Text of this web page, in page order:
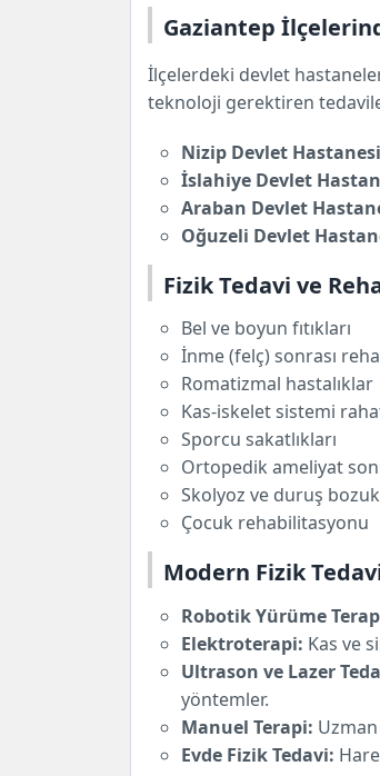
Gaziantep
İlçelerdeki devlet
teknoloji gerektiren
Nizip Devlet Hastanesi
İslahiye Devlet
Araban Devlet
Oğuzeli Devlet
Fizik Tedavi ve
Bel ve boyun fıtıkları
İnme (felç) sonrası
Romatizmal hastalıklar
Kas-iskelet sistemi
Sporcu sakatlıkları
Ortopedik ameliyat
Skolyoz ve duruş
Çocuk rehabilitasyonu
Modern Fizik
Robotik Yürüme
Elektroterapi: Kas ve
Ultrason ve Lazer
yöntemler.
Manuel Terapi:
Evde Fizik Tedavi: